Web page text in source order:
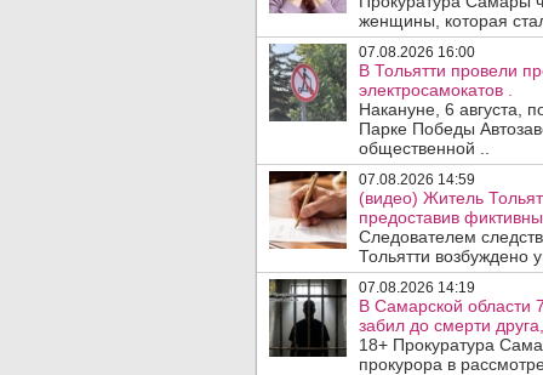
женщины, которая
07.08.2026 16:00
В Тольятти провели
электросамокатов .
Накануне, 6 августа,
Парке Победы
общественной ..
07.08.2026 14:59
(видео) Житель
предоставив
Следователем
Тольятти возбуждено
07.08.2026 14:19
В Самарской области
забил до смерти
18+ Прокуратура
прокурора в